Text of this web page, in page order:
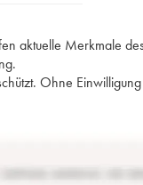
aktuelle Merkmale
Ohne